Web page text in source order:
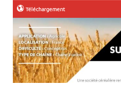
Téléchargement